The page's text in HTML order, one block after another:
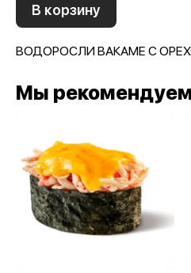
В корзину
ВОДОРОСЛИ ВАКАМЕ С
Мы